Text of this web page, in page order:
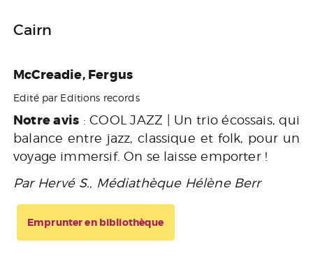
Cairn
McCreadie, Fergus
Edité par Editions records
Notre avis : COOL JAZZ | Un trio écossais, qui
balance entre jazz, classique et folk, pour un
voyage immersif. On se laisse emporter !
Par Hervé S., Médiathèque Hélène Berr
Emprunter en bibliothèque